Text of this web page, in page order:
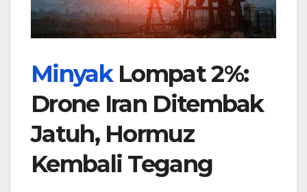
MinyakLompat 2%:
Drone Iran Ditembak
Jatuh, Hormuz
Kembali Tegang